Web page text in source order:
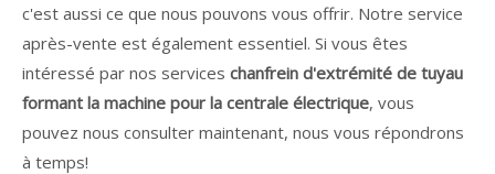
c'est aussi ce que nous pouvons vous offrir. Notre service
après-vente est également essentiel. Si vous êtes
intéressé par nos services chanfrein d'extrémité de tuyau
formant la machine pour la centrale électrique, vous
pouvez nous consulter maintenant, nous vous répondrons
à temps!